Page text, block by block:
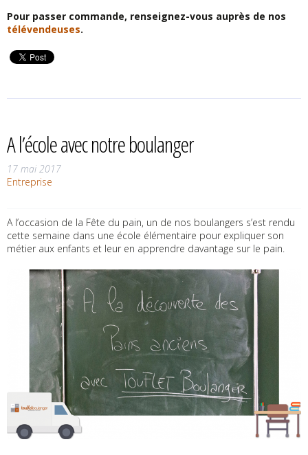
Pour passer commande, renseignez-vous auprès de nos
télévendeuses.
A l’école avec notre boulanger
17 mai 2017
Entreprise
A l’occasion de la Fête du pain, un de nos boulangers s’est rendu
cette semaine dans une école élémentaire pour expliquer son
métier aux enfants et leur en apprendre davantage sur le pain.